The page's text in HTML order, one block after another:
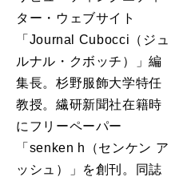
ター・ウェブサイト
「Journal Cubocci（ジュ
ルナル・クボッチ）」編
集長。杉野服飾大学特任
教授。繊研新聞社在籍時
にフリーペーパー
「senken h（センケン ア
ッシュ）」を創刊。同誌